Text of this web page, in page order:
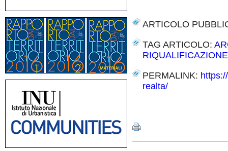
ARTICOLO
TAG ARTICOLO:
RIQUALIFICAZIONE
PERMALINK:
realta/